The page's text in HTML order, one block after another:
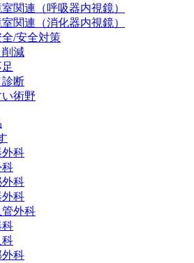
関連（呼吸器内視鏡）
関連（消化器内視鏡）
全/安全対策
削減
断
い術野
科
科
外科
外科
外科
科
科
科